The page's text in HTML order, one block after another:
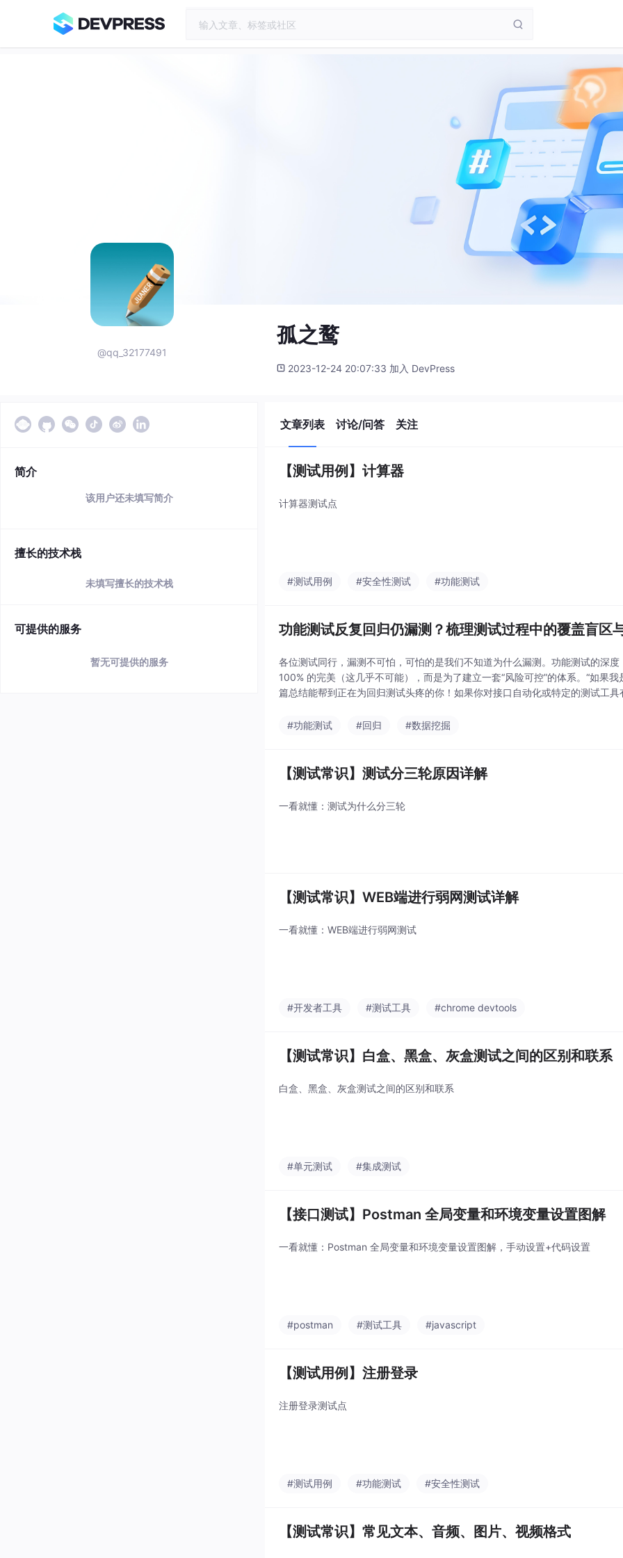
@qq_32177491
孤之鹜
2023-12-24 20:07:33 加入 DevPress
简介
该用户还未填写简介
擅长的技术栈
未填写擅长的技术栈
可提供的服务
暂无可提供的服务
文章列表 讨论/问答 关注
【测试用例】计算器
计算器测试点
#测试用例 #安全性测试 #功能测试
功能测试反复回归仍漏测？梳理测试过程中的覆盖盲区
各位测试同行，漏测不可怕，可怕的是我们不知道为什么漏测。功能测试的深
100% 的完美（这几乎不可能），而是为了建立一套“风险可控”的体系。“如果
篇总结能帮到正在为回归测试头疼的你！如果你对接口自动化或特定的测试工
#功能测试
#回归 #数据挖掘
【测试常识】测试分三轮原因详解
一看就懂：测试为什么分三轮
【测试常识】WEB端进行弱网测试详解
一看就懂：WEB端进行弱网测试
#开发者工具 #测试工具 #chrome devtools
【测试常识】白盒、黑盒、灰盒测试之间的区别和联系
白盒、黑盒、灰盒测试之间的区别和联系
#单元测试 #集成测试
【接口测试】Postman 全局变量和环境变量设置图解
一看就懂：Postman 全局变量和环境变量设置图解，手动设置+代码设置
#postman #测试工具 #javascript
【测试用例】注册登录
注册登录测试点
#测试用例 #功能测试 #安全性测试
【测试常识】常见文本、音频、图片、视频格式